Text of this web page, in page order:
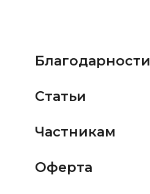
Благодарности
Статьи
Частникам
Оферта